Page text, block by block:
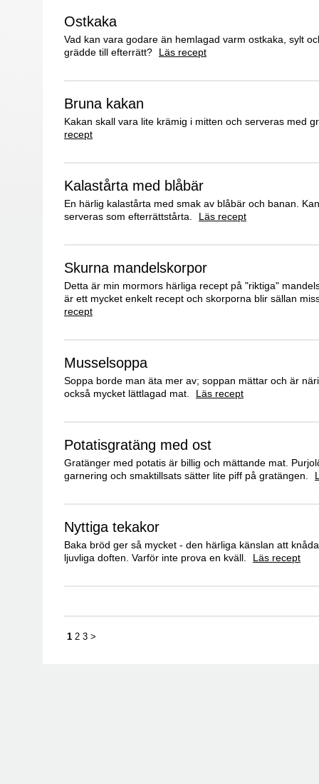
Ostkaka
Vad kan vara godare än hemlagad varm ostkaka, sylt
grädde till efterrätt?
Läs recept
Bruna kakan
Kakan skall vara lite krämig i mitten och serveras med
recept
Kalastårta med blåbär
En härlig kalastårta med smak av blåbär och banan.
serveras som efterrättstårta.
Läs recept
Skurna mandelskorpor
Detta är min mormors härliga recept på "riktiga"
är ett mycket enkelt recept och skorporna blir sällan
recept
Musselsoppa
Soppa borde man äta mer av; soppan mättar och är
också mycket lättlagad mat.
Läs recept
Potatisgratäng med ost
Gratänger med potatis är billig och mättande mat.
garnering och smaktillsats sätter lite piff på gratängen.
Nyttiga tekakor
Baka bröd ger så mycket - den härliga känslan att
ljuvliga doften. Varför inte prova en kväll.
Läs recept
1 2 3 >